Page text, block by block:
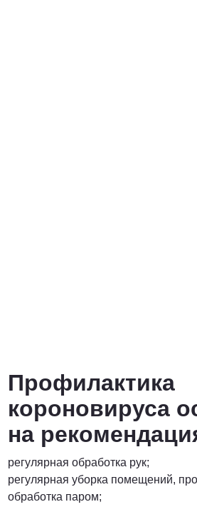
Профилактика
короновируса
на
регулярная обработка рук;
регулярная уборка помещений,
обработка паром;